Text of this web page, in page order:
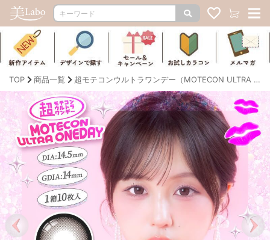
TOP 商品一覧 超モテコンウルトラワンデー（MOTECON ULTRA ONE DAY）